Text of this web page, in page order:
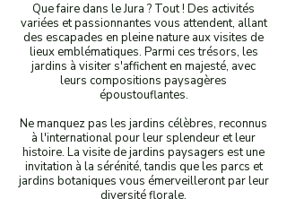
Que faire dans le Jura ? Tout ! Des activités
variées et passionnantes vous attendent, allant
des escapades en pleine nature aux visites de
lieux emblématiques. Parmi ces trésors, les
jardins à visiter s'affichent en majesté, avec
leurs compositions paysagères
époustouflantes.
Ne manquez pas les jardins célèbres, reconnus
à l'international pour leur splendeur et leur
histoire. La visite de jardins paysagers est une
invitation à la sérénité, tandis que les parcs et
jardins botaniques vous émerveilleront par leur
diversité florale.